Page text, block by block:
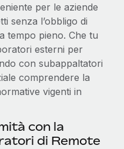
per le aziende
senza l’obbligo di
tempo pieno. Che tu
esterni per
con subappaltatori
comprendere la
vigenti in
con la
di Remote